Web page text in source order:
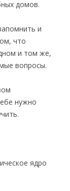
домов.
и
что
и том же,
вопросы.
нужно
ядро